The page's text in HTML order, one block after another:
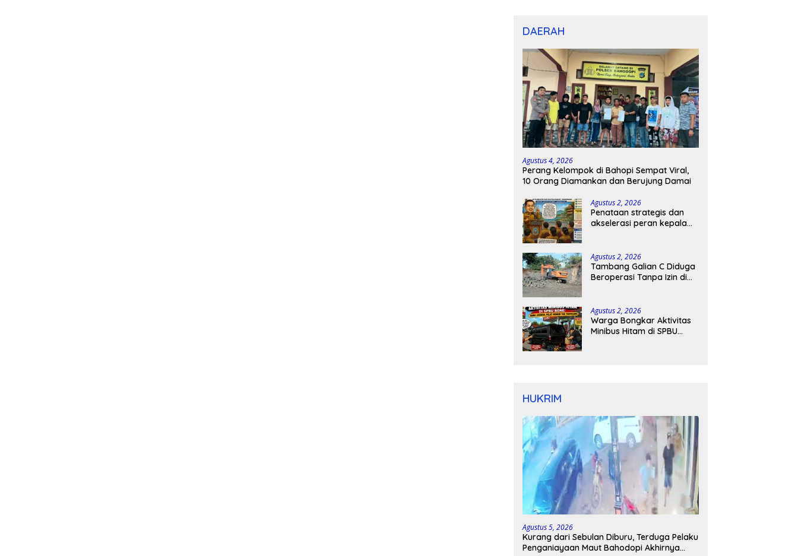
DAERAH
Agustus 4, 2026
Perang Kelompok di Bahopi Sempat Viral,
10 Orang Diamankan dan Berujung Damai
Agustus 2, 2026
Penataan strategis dan
akselerasi peran kepala
Agustus 2, 2026
Tambang Galian C Diduga
Beroperasi Tanpa Izin di
Tangan
Agustus 2, 2026
Warga Bongkar Aktivitas
Minibus Hitam di SPBU
HUKRIM
Agustus 5, 2026
Kurang dari Sebulan Diburu, Terduga Pelaku
Penganiayaan Maut Bahodopi Akhirnya